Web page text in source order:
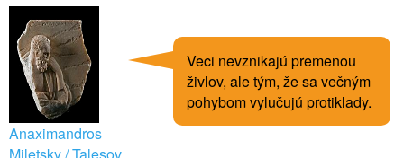
Anaximandros
Veci nevznikajú premenou
živlov, ale tým, že sa večným
pohybom vylučujú protiklady.